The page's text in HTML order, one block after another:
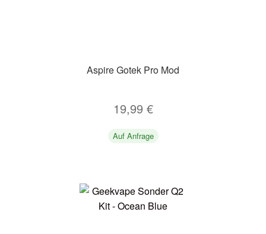
Aspire Gotek Pro Mod
19,99 €
Auf Anfrage